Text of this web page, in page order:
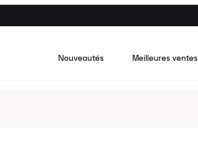
Nouveautés Meilleures ventes